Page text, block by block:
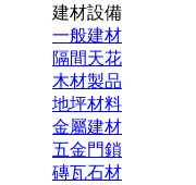
建材設備
一般建材
隔間天花
木材製品
地坪材料
金屬建材
五金門鎖
磚瓦石材